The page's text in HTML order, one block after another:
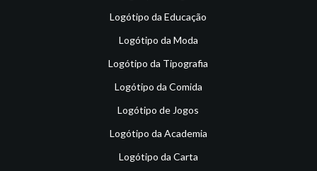
Logótipo da Educação
Logótipo da Moda
Logótipo da Tipografia
Logótipo da Comida
Logótipo de Jogos
Logótipo da Academia
Logótipo da Carta